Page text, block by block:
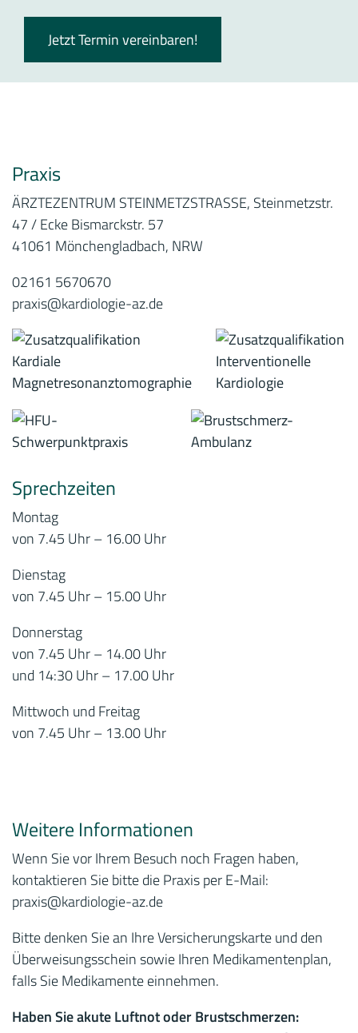
Jetzt Termin vereinbaren!
Praxis
ÄRZTEZENTRUM STEINMETZSTRASSE, Steinmetzstr.
47 / Ecke Bismarckstr. 57
41061 Mönchengladbach, NRW
02161 5670670
praxis@kardiologie-az.de
Sprechzeiten
Montag
von 7.45 Uhr – 16.00 Uhr
Dienstag
von 7.45 Uhr – 15.00 Uhr
Donnerstag
von 7.45 Uhr – 14.00 Uhr
und 14:30 Uhr – 17.00 Uhr
Mittwoch und Freitag
von 7.45 Uhr – 13.00 Uhr
Weitere Informationen
Wenn Sie vor Ihrem Besuch noch Fragen haben,
kontaktieren Sie bitte die Praxis per E-Mail:
praxis@kardiologie-az.de
Bitte denken Sie an Ihre Versicherungskarte und den
Überweisungsschein sowie Ihren Medikamentenplan,
falls Sie Medikamente einnehmen.
Haben Sie akute Luftnot oder Brustschmerzen: